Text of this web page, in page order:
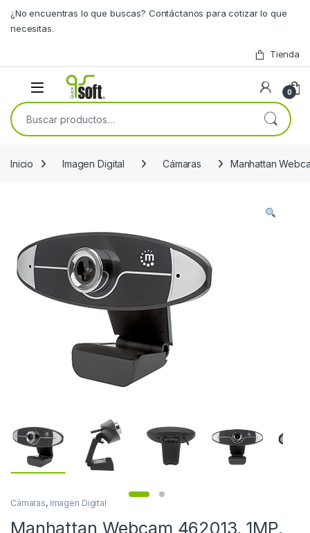
¿No encuentras lo que buscas? Contáctanos para cotizar lo que
necesitas.
Tienda
0
Buscar por:
Inicio Imagen Digital Cámaras Manhattan
Cámaras, Imagen Digital
Manhattan Webcam 462013, 1MP,